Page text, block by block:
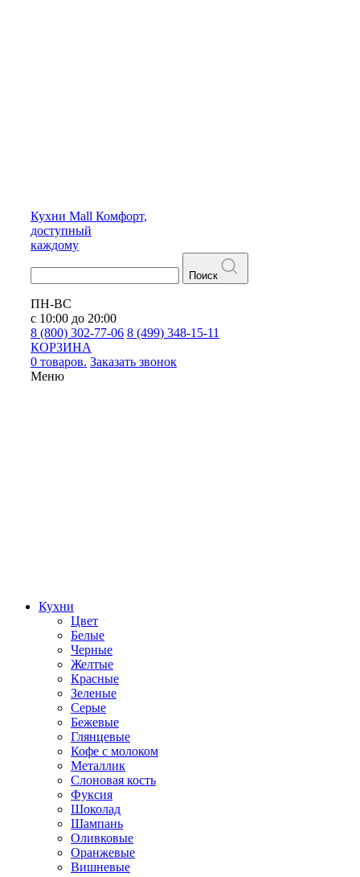
Кухни Mall Комфорт,
доступный
каждому
Поиск
ПН-ВС
с 10:00 до 20:00
8 (800) 302-77-06 8 (499) 348-15-11
КОРЗИНА
0 товаров. Заказать звонок
Меню
Кухни
Цвет
Белые
Черные
Желтые
Красные
Зеленые
Серые
Бежевые
Глянцевые
Кофе с молоком
Металлик
Слоновая кость
Фуксия
Шоколад
Шампань
Оливковые
Оранжевые
Вишневые